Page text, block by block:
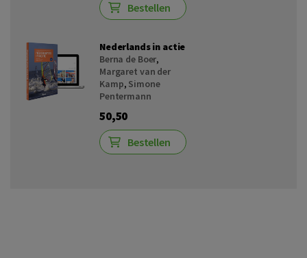
Bestellen
Nederlands in actie
Berna de Boer,
Margaret van der
Kamp, Simone
Pentermann
50,50
Bestellen